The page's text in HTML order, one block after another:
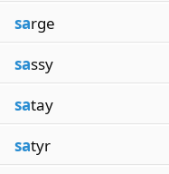
sarge
sassy
satay
satyr